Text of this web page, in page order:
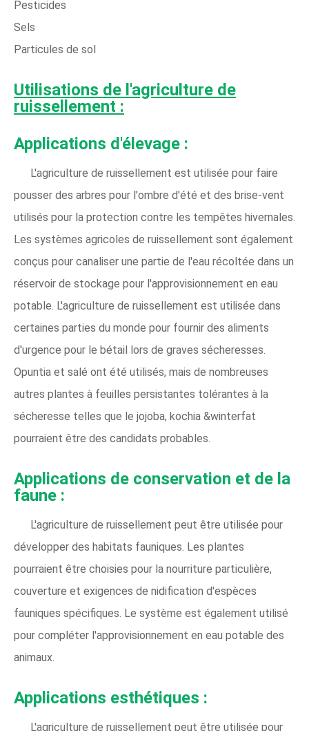
Pesticides
Sels
Particules de sol
Utilisations de l'agriculture de
ruissellement :
Applications d'élevage :
L'agriculture de ruissellement est utilisée pour faire
pousser des arbres pour l'ombre d'été et des brise-vent
utilisés pour la protection contre les tempêtes hivernales.
Les systèmes agricoles de ruissellement sont également
conçus pour canaliser une partie de l'eau récoltée dans un
réservoir de stockage pour l'approvisionnement en eau
potable. L'agriculture de ruissellement est utilisée dans
certaines parties du monde pour fournir des aliments
d'urgence pour le bétail lors de graves sécheresses.
Opuntia et salé ont été utilisés, mais de nombreuses
autres plantes à feuilles persistantes tolérantes à la
sécheresse telles que le jojoba, kochia &winterfat
pourraient être des candidats probables.
Applications de conservation et de la
faune :
L'agriculture de ruissellement peut être utilisée pour
développer des habitats fauniques. Les plantes
pourraient être choisies pour la nourriture particulière,
couverture et exigences de nidification d'espèces
fauniques spécifiques. Le système est également utilisé
pour compléter l'approvisionnement en eau potable des
animaux.
Applications esthétiques :
L'agriculture de ruissellement peut être utilisée pour